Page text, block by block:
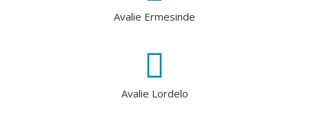
Avalie Ermesinde
Avalie Lordelo